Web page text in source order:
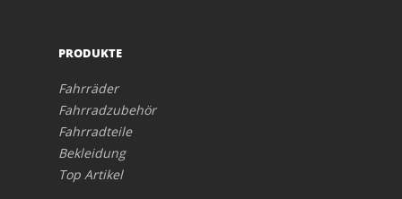
PRODUKTE
Fahrräder
Fahrradzubehör
Fahrradteile
Bekleidung
Top Artikel